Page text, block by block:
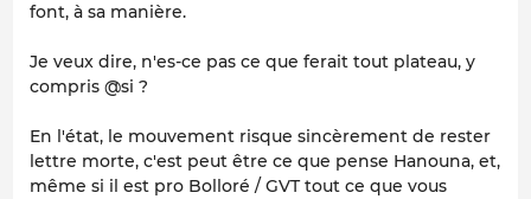
font, à sa manière.
Je veux dire, n'es-ce pas ce que ferait tout plateau, y
compris @si ?
En l'état, le mouvement risque sincèrement de rester
lettre morte, c'est peut être ce que pense Hanouna, et,
même si il est pro Bolloré / GVT tout ce que vous